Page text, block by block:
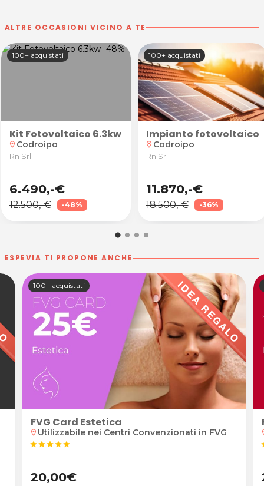
ALTRE OCCASIONI VICINO A TE
100+ acquistati
Kit Fotovoltaico 6.3kw con Batteria
location_on Codroipo
Rn Srl
6.490,-€
12.500,-€ -48%
100+ acquistati
Impianto fotovoltaico
location_on Codroipo
Rn Srl
11.870,-€
18.500,-€ -36%
ESPEVIA TI PROPONE ANCHE
100+ acquistati
FVG Card Estetica
location_on Utilizzabile nei Centri Convenzionati in FVG
starstarstarstarstar
20,00€